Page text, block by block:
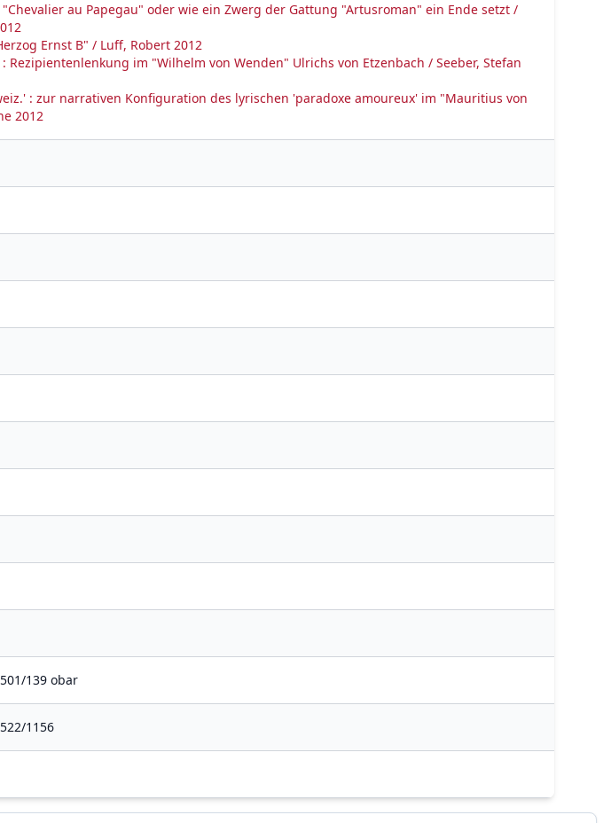
au Papegau" oder wie ein Zwerg der Gattung "Artusroman" ein Ende setzt /
Ernst B" / Luff, Robert 2012
Rezipientenlenkung im "Wilhelm von Wenden" Ulrichs von Etzenbach / Seeber, Stefan
: zur narrativen Konfiguration des lyrischen 'paradoxe amoureux' im "Mauritius von
2012
139 obar
1156